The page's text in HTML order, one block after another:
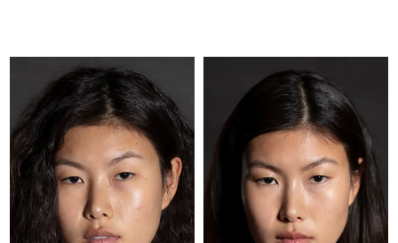
Норвегия
Ожидаемая дата доставки
29/1/2026
Оман
Ожидаемая дата доставки
1/2/2026
Перу
Ожидаемая дата доставки
2/2/2026
Филиппины
Ожидаемая дата доставки
1/2/2026